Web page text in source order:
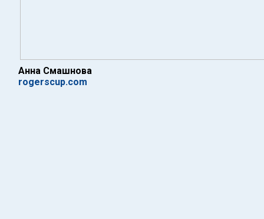
Анна Смашнова
rogerscup.com